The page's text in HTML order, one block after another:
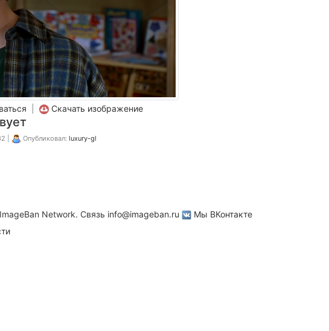
Скачать изображение
| Опубликовал: luxury-gl
Network. Связь info@imageban.ru
Мы ВКонтакте